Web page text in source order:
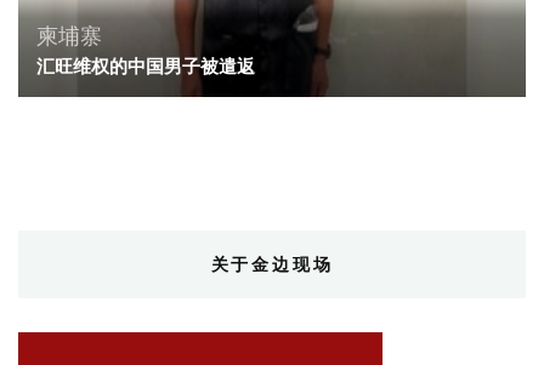
柬埔寨
汇旺维权的中国男子被遣返
关于金边现场